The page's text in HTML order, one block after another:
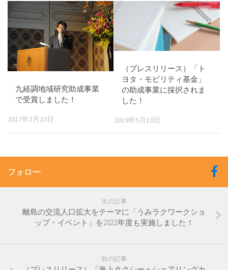
九経調地域研究助成事業
で受賞しました！
2017年3月23日
（プレスリリース）「ト
ヨタ・モビリティ基金」
の助成事業に採択されま
した！
2019年5月10日
フォロー:
次の記事
離島の交流人口拡大をテーマに「うみラクワークショ
ップ・イベント」を2022年度も実施しました！
前の記事